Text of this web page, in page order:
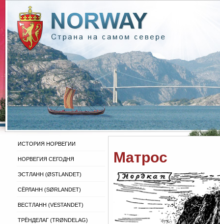
ИСТОРИЯ НОРВЕГИИ
НОРВЕГИЯ СЕГОДНЯ
ЭСТЛАНН (ØSTLANDET)
СЁРЛАНН (SØRLANDET)
ВЕСТЛАНН (VESTANDET)
ТРЁНДЕЛАГ (TRØNDELAG)
Матрос